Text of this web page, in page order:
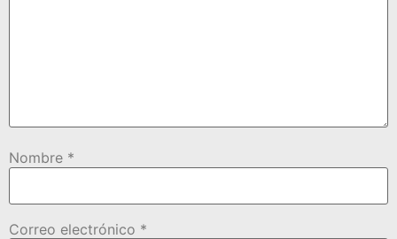
Nombre *
Correo electrónico *